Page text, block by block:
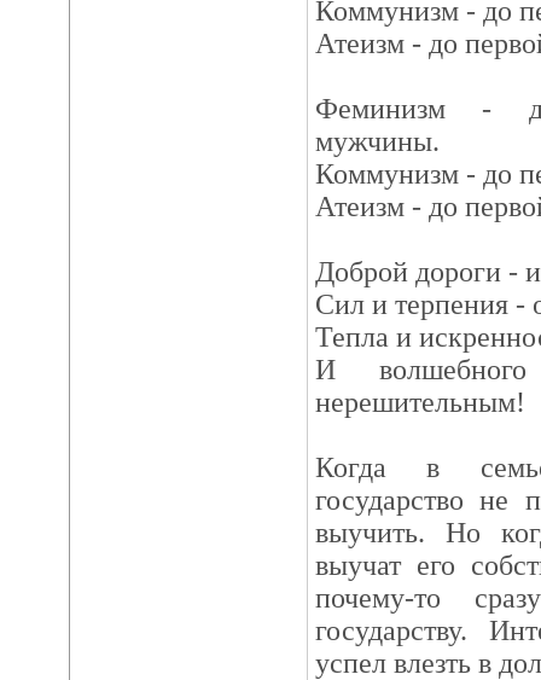
Коммунизм - до
Атеизм - до
Феминизм -
мужчины.
Коммунизм - до
Атеизм - до
Доброй дороги -
Сил и терпения
Тепла и
И
нерешительным!
Когда в
государство не
выучить. Но
выучат его
почему-то
государству.
успел влезть в